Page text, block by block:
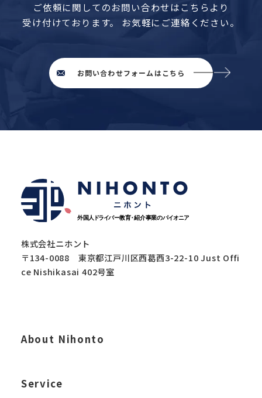
ご依頼に関してのお問い合わせはこちらより
受け付けております。
お気軽にご連絡ください。
お問い合わせフォームはこちら
株式会社ニホント
〒134-0088 東京都江戸川区西葛西3-22-10 Just Offi
ce Nishikasai 402号室
About Nihonto
Service